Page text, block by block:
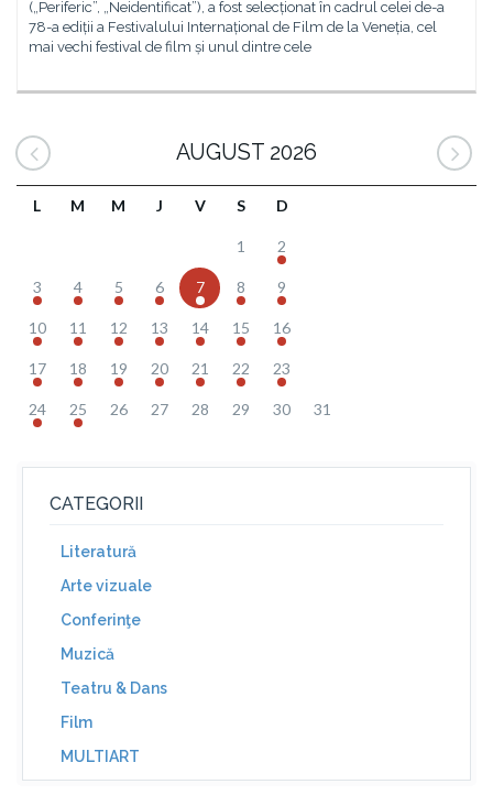
(„Periferic”, „Neidentificat”), a fost selecționat în cadrul celei de-a
78-a ediții a Festivalului Internațional de Film de la Veneția, cel
mai vechi festival de film și unul dintre cele
AUGUST 2026
L M M J V S D
1 2
3 4 5 6 7 8 9
10 11 12 13 14 15 16
17 18 19 20 21 22 23
24 25 26 27 28 29 30 31
CATEGORII
Literatură
Arte vizuale
Conferinţe
Muzică
Teatru & Dans
Film
MULTIART